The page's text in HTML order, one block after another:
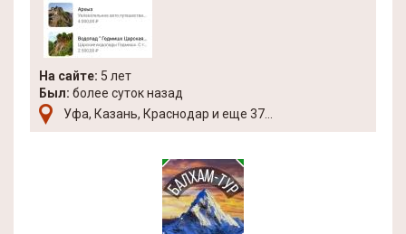
На сайте: 5 лет
Был: более суток назад
Уфа, Казань, Краснодар и еще 37...